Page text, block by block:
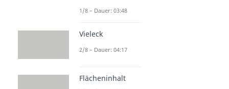
1/8 – Dauer: 03:48
Vieleck
2/8 – Dauer: 04:17
Flächeninhalt